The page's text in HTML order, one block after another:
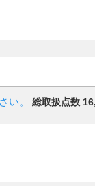
い。 総取扱点数